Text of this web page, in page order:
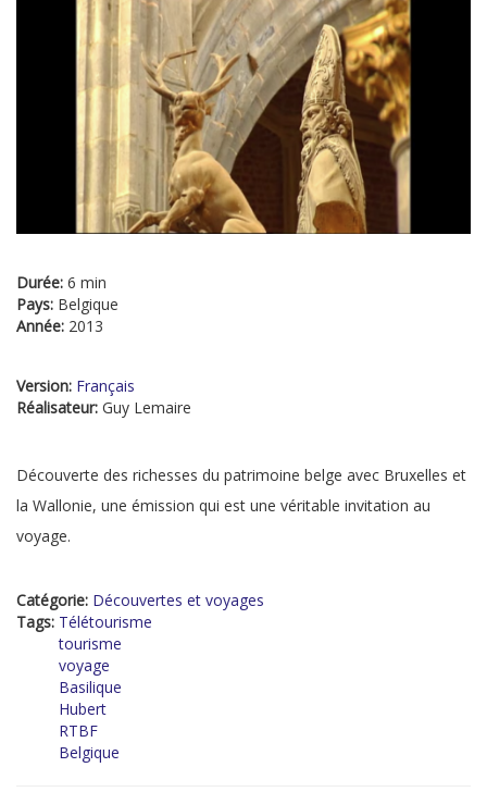
Durée: 6 min
Pays: Belgique
Année: 2013
Version: Français
Réalisateur: Guy Lemaire
Découverte des richesses du patrimoine belge avec Bruxelles et
la Wallonie, une émission qui est une véritable invitation au
voyage.
Catégorie: Découvertes et voyages
Tags: Télétourisme
tourisme
voyage
Basilique
Hubert
RTBF
Belgique